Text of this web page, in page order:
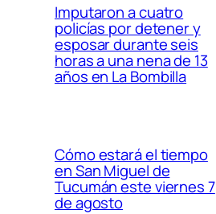
Imputaron a cuatro
policías por detener y
esposar durante seis
horas a una nena de 13
años en La Bombilla
Cómo estará el tiempo
en San Miguel de
Tucumán este viernes 7
de agosto